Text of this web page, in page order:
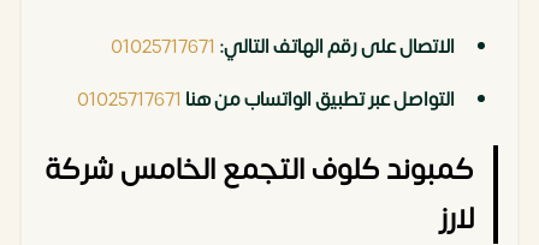
الاتصال على رقم الهاتف التالي: 01025717671
التواصل عبر تطبيق الواتساب من هنا 01025717671
كمبوند كلوف التجمع الخامس شركة
لارز